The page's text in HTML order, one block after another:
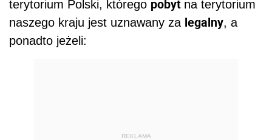
terytorium Polski, którego pobyt na terytorium
naszego kraju jest uznawany za legalny, a
ponadto jeżeli:
REKLAMA